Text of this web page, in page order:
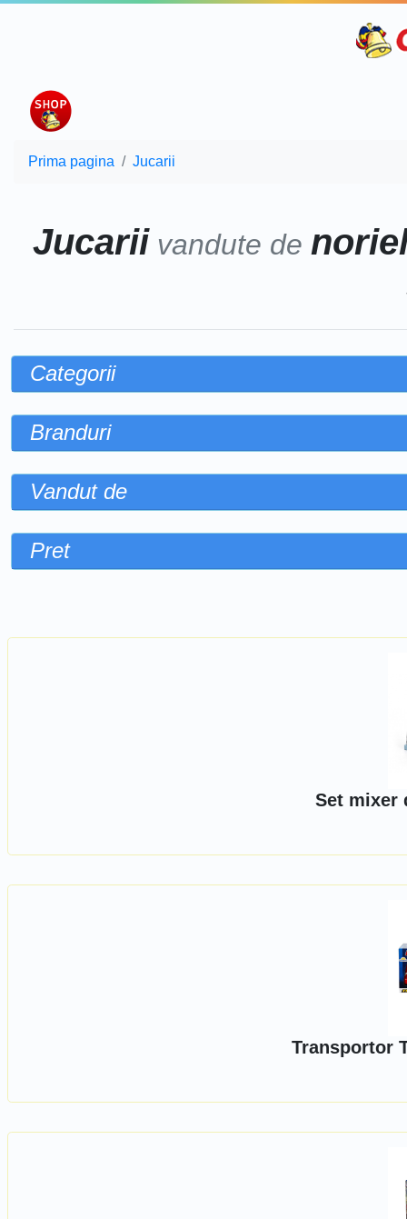
Prima pagina Jucarii
Jucarii vandute de
Categorii
Branduri
Vandut de
Pret
Set mixer
Transportor